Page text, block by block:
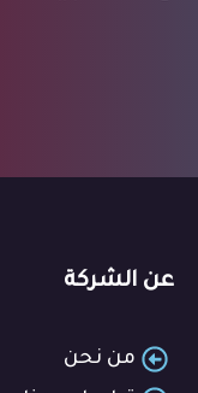
عن الشركة
من نحن